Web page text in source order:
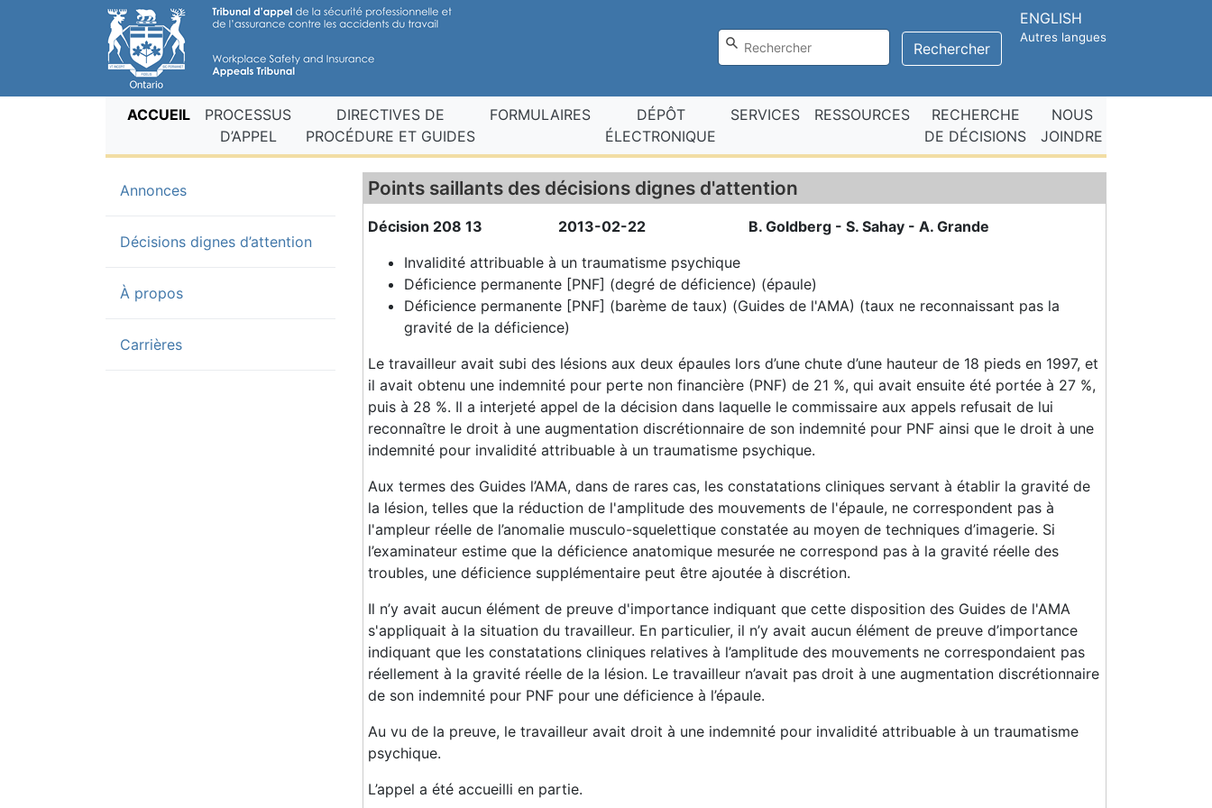
Rechercher
ENGLISH
Autres langues
ACCUEIL(current fr)
PROCESSUS
D’APPEL
DIRECTIVES DE
PROCÉDURE ET GUIDES
FORMULAIRES
DÉPÔT
ÉLECTRONIQUE
SERVICES RESSOURCES
RECHERCHE
DE DÉCISIONS
NOUS
JOINDRE
Annonces(current)
Décisions dignes d’attention
À propos
Carrières
Points saillants des décisions dignes d'attention
Décision 208 13 2013-02-22
B. Goldberg - S. Sahay - A. Grande
Invalidité attribuable à un traumatisme psychique
Déficience permanente [PNF] (degré de déficience) (épaule)
Déficience permanente [PNF] (barème de taux) (Guides de l'AMA) (taux ne reconnaissant pas la
gravité de la déficience)
Le travailleur avait subi des lésions aux deux épaules lors d’une chute d’une hauteur de 18 pieds en 1997, et
il avait obtenu une indemnité pour perte non financière (PNF) de 21 %, qui avait ensuite été portée à 27 %,
puis à 28 %. Il a interjeté appel de la décision dans laquelle le commissaire aux appels refusait de lui
reconnaître le droit à une augmentation discrétionnaire de son indemnité pour PNF ainsi que le droit à une
indemnité pour invalidité attribuable à un traumatisme psychique.
Aux termes des Guides l’AMA, dans de rares cas, les constatations cliniques servant à établir la gravité de
la lésion, telles que la réduction de l'amplitude des mouvements de l'épaule, ne correspondent pas à
l'ampleur réelle de l’anomalie musculo-squelettique constatée au moyen de techniques d’imagerie. Si
l’examinateur estime que la déficience anatomique mesurée ne correspond pas à la gravité réelle des
troubles, une déficience supplémentaire peut être ajoutée à discrétion.
Il n’y avait aucun élément de preuve d'importance indiquant que cette disposition des Guides de l'AMA
s'appliquait à la situation du travailleur. En particulier, il n’y avait aucun élément de preuve d’importance
indiquant que les constatations cliniques relatives à l’amplitude des mouvements ne correspondaient pas
réellement à la gravité réelle de la lésion. Le travailleur n’avait pas droit à une augmentation discrétionnaire
de son indemnité pour PNF pour une déficience à l’épaule.
Au vu de la preuve, le travailleur avait droit à une indemnité pour invalidité attribuable à un traumatisme
psychique.
L’appel a été accueilli en partie.